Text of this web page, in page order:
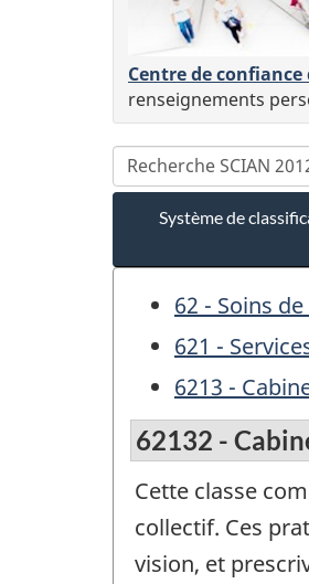
Centre de
renseignements
Système de
62 - Soins
621 -
6213 -
62132 -
Cette classe
collectif. Ces
vision, et